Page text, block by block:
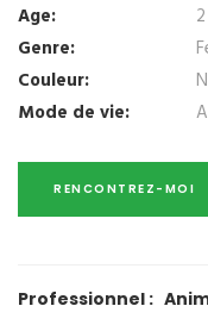
Age:
Genre:
Couleur:
Mode de vie:
Professionnel :